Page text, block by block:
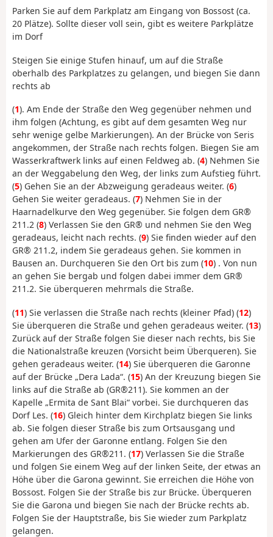
Parken Sie auf dem Parkplatz am Eingang von Bossost (ca.
20 Plätze). Sollte dieser voll sein, gibt es weitere Parkplätze
im Dorf
Steigen Sie einige Stufen hinauf, um auf die Straße
oberhalb des Parkplatzes zu gelangen, und biegen Sie dann
rechts ab
(1). Am Ende der Straße den Weg gegenüber nehmen und
ihm folgen (Achtung, es gibt auf dem gesamten Weg nur
sehr wenige gelbe Markierungen). An der Brücke von Seris
angekommen, der Straße nach rechts folgen. Biegen Sie am
Wasserkraftwerk links auf einen Feldweg ab. (4) Nehmen Sie
an der Weggabelung den Weg, der links zum Aufstieg führt.
(5) Gehen Sie an der Abzweigung geradeaus weiter. (6)
Gehen Sie weiter geradeaus. (7) Nehmen Sie in der
Haarnadelkurve den Weg gegenüber. Sie folgen dem GR®
211.2 (8) Verlassen Sie den GR® und nehmen Sie den Weg
geradeaus, leicht nach rechts. (9) Sie finden wieder auf den
GR® 211.2, indem Sie geradeaus gehen. Sie kommen in
Bausen an. Durchqueren Sie den Ort bis zum (10) . Von nun
an gehen Sie bergab und folgen dabei immer dem GR®
211.2. Sie überqueren mehrmals die Straße.
(11) Sie verlassen die Straße nach rechts (kleiner Pfad) (12)
Sie überqueren die Straße und gehen geradeaus weiter. (13)
Zurück auf der Straße folgen Sie dieser nach rechts, bis Sie
die Nationalstraße kreuzen (Vorsicht beim Überqueren). Sie
gehen geradeaus weiter. (14) Sie überqueren die Garonne
auf der Brücke „Dera Lada“. (15) An der Kreuzung biegen Sie
links auf die Straße ab (GR®211). Sie kommen an der
Kapelle „Ermita de Sant Blai“ vorbei. Sie durchqueren das
Dorf Les. (16) Gleich hinter dem Kirchplatz biegen Sie links
ab. Sie folgen dieser Straße bis zum Ortsausgang und
gehen am Ufer der Garonne entlang. Folgen Sie den
Markierungen des GR®211. (17) Verlassen Sie die Straße
und folgen Sie einem Weg auf der linken Seite, der etwas an
Höhe über die Garona gewinnt. Sie erreichen die Höhe von
Bossost. Folgen Sie der Straße bis zur Brücke. Überqueren
Sie die Garona und biegen Sie nach der Brücke rechts ab.
Folgen Sie der Hauptstraße, bis Sie wieder zum Parkplatz
gelangen.